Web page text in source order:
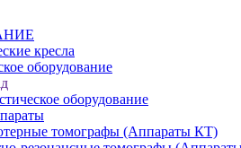
кресла
оборудование
оборудование
томографы (Аппараты КТ)